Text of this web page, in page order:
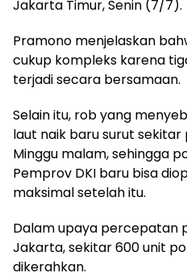
Jakarta Timur, Senin (7/7).
Pramono menjelaskan
cukup kompleks karena
terjadi secara bersamaan.
Selain itu, rob yang
laut naik baru surut sekitar
Minggu malam, sehingga
Pemprov DKI baru bisa
maksimal setelah itu.
Dalam upaya percepatan
Jakarta, sekitar 600 unit
dikerahkan.